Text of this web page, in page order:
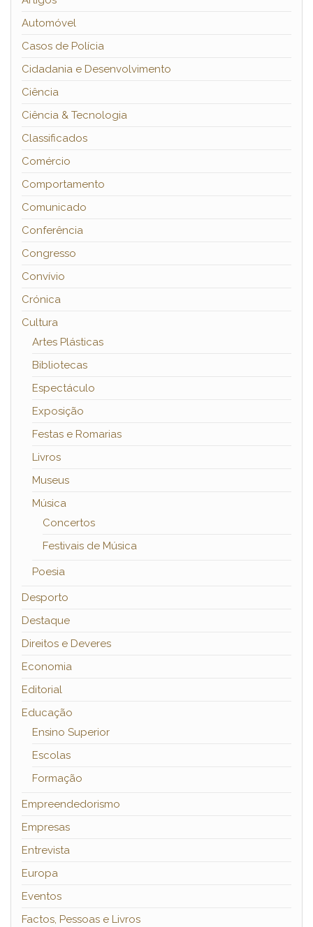
Automóvel
Casos de Polícia
Cidadania e Desenvolvimento
Ciência
Ciência & Tecnologia
Classificados
Comércio
Comportamento
Comunicado
Conferência
Congresso
Convívio
Crónica
Cultura
Artes Plásticas
Bibliotecas
Espectáculo
Exposição
Festas e Romarias
Livros
Museus
Música
Concertos
Festivais de Música
Poesia
Desporto
Destaque
Direitos e Deveres
Economia
Editorial
Educação
Ensino Superior
Escolas
Formação
Empreendedorismo
Empresas
Entrevista
Europa
Eventos
Factos, Pessoas e Livros